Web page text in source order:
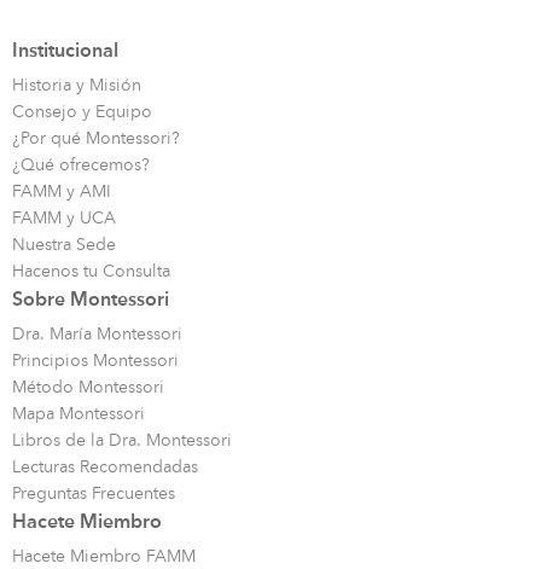
Institucional
Historia y Misión
Consejo y Equipo
¿Por qué Montessori?
¿Qué ofrecemos?
FAMM y AMI
FAMM y UCA
Nuestra Sede
Hacenos tu Consulta
Sobre Montessori
Dra. María Montessori
Principios Montessori
Método Montessori
Mapa Montessori
Libros de la Dra. Montessori
Lecturas Recomendadas
Preguntas Frecuentes
Hacete Miembro
Hacete Miembro FAMM